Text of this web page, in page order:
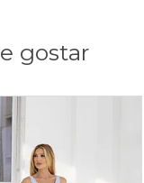
gostar